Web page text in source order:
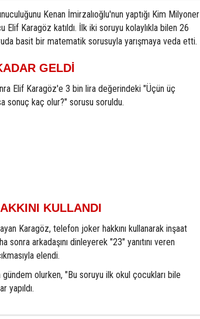
Kenan İmirzalıoğlu'nun yaptığı Kim Milyoner
Elif Karagöz katıldı. İlk iki soruyu kolaylıkla bilen 26
basit bir matematik sorusuyla yarışmaya veda etti.
GELDİ
Elif Karagöz'e 3 bin lira değerindeki "Üçün üç
sonuç kaç olur?" sorusu soruldu.
KULLANDI
Karagöz, telefon joker hakkını kullanarak inşaat
sonra arkadaşını dinleyerek "23" yanıtını veren
elendi.
olurken, "Bu soruyu ilk okul çocukları bile
yapıldı.